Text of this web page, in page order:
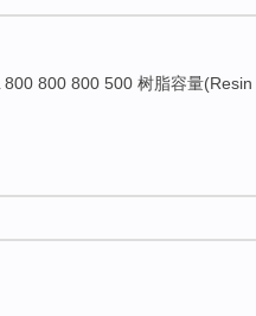
800 800 800 500 树脂容量